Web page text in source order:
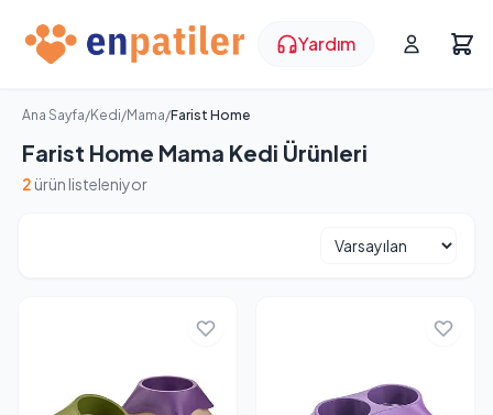
Yardım
Ana Sayfa/Kedi/Mama/Farist Home
Farist Home Mama Kedi Ürünleri
2 ürün listeleniyor